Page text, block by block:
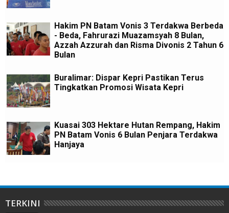
Hakim PN Batam Vonis 3 Terdakwa Berbeda
- Beda, Fahrurazi Muazamsyah 8 Bulan,
Azzah Azzurah dan Risma Divonis 2 Tahun 6
Bulan
Buralimar: Dispar Kepri Pastikan Terus
Tingkatkan Promosi Wisata Kepri
Kuasai 303 Hektare Hutan Rempang, Hakim
PN Batam Vonis 6 Bulan Penjara Terdakwa
Hanjaya
TERKINI